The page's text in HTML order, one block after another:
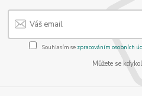
Souhlasím se zpracováním osobních
Můžete se